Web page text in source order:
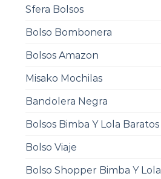
Sfera Bolsos
Bolso Bombonera
Bolsos Amazon
Misako Mochilas
Bandolera Negra
Bolsos Bimba Y Lola Baratos
Bolso Viaje
Bolso Shopper Bimba Y Lola